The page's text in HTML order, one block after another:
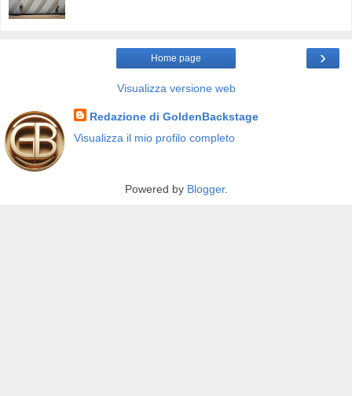
›
Home page
Visualizza versione web
Redazione di GoldenBackstage
Visualizza il mio profilo completo
Powered by Blogger.